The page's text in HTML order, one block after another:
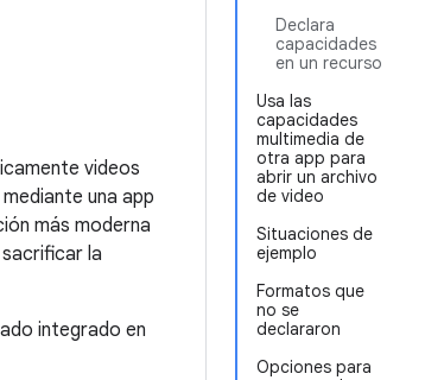
Declara
capacidades
en un recurso
Usa las
capacidades
multimedia de
otra app para
abrir un archivo
de video
Situaciones de
ejemplo
Formatos que
no se
declararon
Opciones para
videos
una app
más moderna
la
integrado en